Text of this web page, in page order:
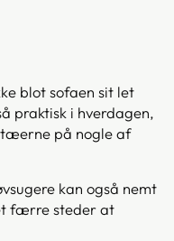
blot sofaen sit let
praktisk i hverdagen,
tæerne på nogle af
kan også nemt
færre steder at